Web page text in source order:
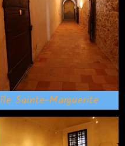
île Sainte-Marguerite